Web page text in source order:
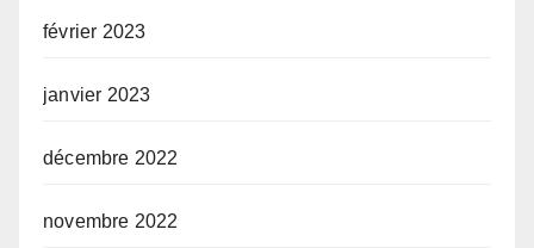
février 2023
janvier 2023
décembre 2022
novembre 2022